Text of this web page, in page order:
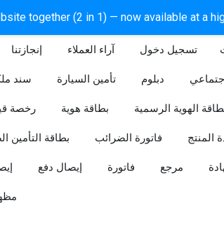
together (2 in 1) — now available at a
إنجازتنا آراء العملاء تسجيل دخول​
سند تأمين السيارة دبلوم
رخصة بطاقة هوية الهوية الرسمية
بطاقة التأمين فاتورة الضرائب المنتج
إيصال دفع فاتورة مرجع